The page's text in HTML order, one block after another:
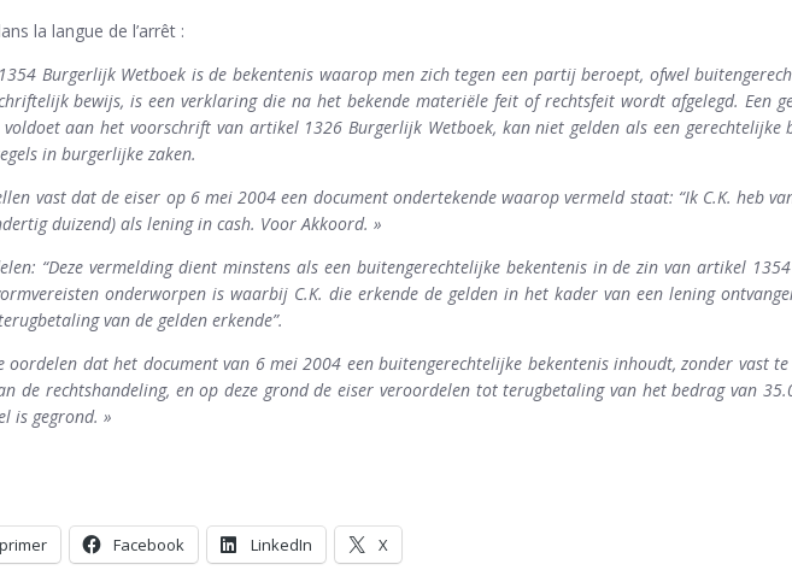
la langue de l’arrêt :
Burgerlijk Wetboek is de bekentenis waarop men zich tegen een partij beroept, ofwel
bewijs, is een verklaring die na het bekende materiële feit of rechtsfeit wordt afgelegd. Een
aan het voorschrift van artikel 1326 Burgerlijk Wetboek, kan niet gelden als een gerechtelijke
in burgerlijke zaken.
vast dat de eiser op 6 mei 2004 een document ondertekende waarop vermeld staat: “Ik C.K. heb
duizend) als lening in cash. Voor Akkoord. »
“Deze vermelding dient minstens als een buitengerechtelijke bekentenis in de zin van artikel
onderworpen is waarbij C.K. die erkende de gelden in het kader van een lening
van de gelden erkende”.
oordelen dat het document van 6 mei 2004 een buitengerechtelijke bekentenis inhoudt, zonder vast
de rechtshandeling, en op deze grond de eiser veroordelen tot terugbetaling van het bedrag van
is gegrond. »
Facebook LinkedIn X